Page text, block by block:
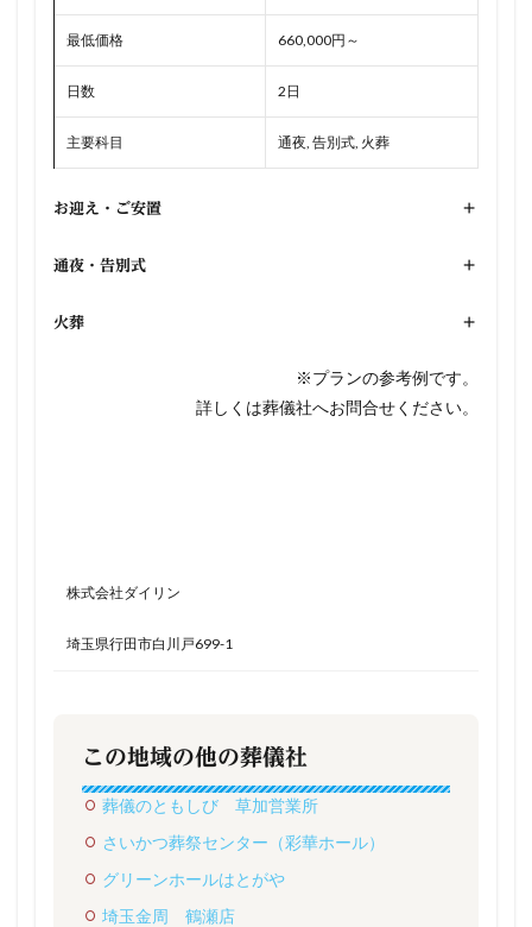
最低価格 660,000円～
日数 2日
主要科目 通夜, 告別式, 火葬
お迎え・ご安置 +
通夜・告別式 +
火葬 +
※プランの参考例です。
詳しくは葬儀社へお問合せください。
株式会社ダイリン
埼玉県行田市白川戸699-1
この地域の他の葬儀社
葬儀のともしび 草加営業所
さいかつ葬祭センター（彩華ホール）
グリーンホールはとがや
埼玉金周 鶴瀬店